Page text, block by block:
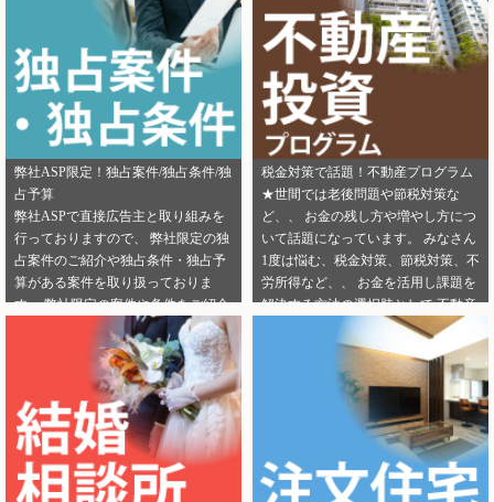
弊社ASP限定！独占案件/独占条件/独
占予算
弊社ASPで直接広告主と取り組みを
行っておりますので、 弊社限定の独
占案件のご紹介や独占条件・独占予
算がある案件を取り扱っておりま
す。 弊社限定の案件や条件をご紹介
できるカテゴリーは下記となりま
す。 ・健康食品 ・美容 ・転職エー
ジェント（IT/エンジニア求人） ・転
職エージェント（一般求人） ・転職
エージェント（工場求人） ・生理管
理ツール ・不動産（売却） ・不動産
（投資） ・不動産（外壁） ・不動産
（注文住宅） ・引越し ・ランドセル
税金対策で話題！不動産プログラム
★世間では老後問題や節税対策な
ど、、 お金の残し方や増やし方につ
いて話題になっています。 みなさん
1度は悩む、税金対策、節税対策、不
労所得など、、 お金を活用し課題を
解決する方法の選択肢として 不動産
投資を選択する人が増えてきていま
す。 サラリーマンからでも始められ
る不動産投資は税金対策として注目
を浴びています。 弊社では独占案件
や好条件でのご案内が可能になりま
す！ 資料請求からオンライン面談な
ど複数相談方法があり訴求がしやす
いカテゴリにもなります。 ぜひご掲